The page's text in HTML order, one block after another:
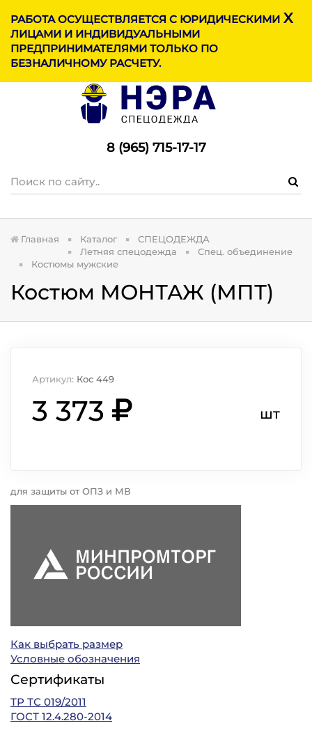
МЕНЮ
РАБОТА ОСУЩЕСТВЛЯЕТСЯ С ЮРИДИЧЕСКИМИ
ЛИЦАМИ И ИНДИВИДУАЛЬНЫМИ
ПРЕДПРИНИМАТЕЛЯМИ ТОЛЬКО ПО
БЕЗНАЛИЧНОМУ РАСЧЕТУ.
X
8 (965) 715-17-17
Главная Каталог
СПЕЦОДЕЖДА
Летняя спецодежда
Спец. объединение
Костюмы мужские
Костюм МОНТАЖ (МПТ)
Артикул: Кос 449
3 373 шт
для защиты от ОПЗ и МВ
Как выбрать размер
Условные обозначения
Сертификаты
ТР ТС 019/2011
ГОСТ 12.4.280-2014